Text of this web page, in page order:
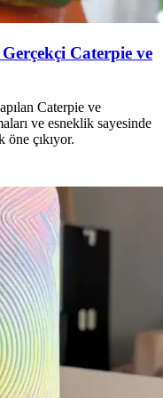
Caterpie ve
Caterpie ve
ve esneklik sayesinde
öne çıkıyor.